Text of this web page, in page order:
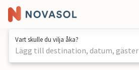
Vart skulle du vilja åka?
Lägg till destination, datum, gäster
1 / 70